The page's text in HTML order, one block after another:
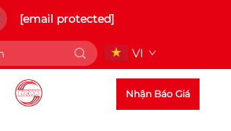
[email protected]
VI
Nhận Báo Giá